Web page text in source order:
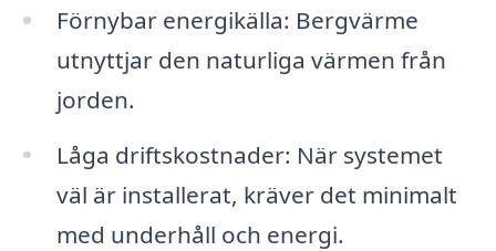
Förnybar energikälla: Bergvärme
utnyttjar den naturliga värmen från
jorden.
Låga driftskostnader: När systemet
väl är installerat, kräver det minimalt
med underhåll och energi.